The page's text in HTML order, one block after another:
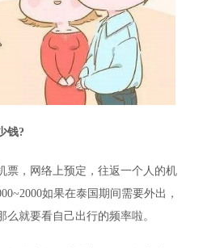
钱?
票，网络上预定，往返一个人的机
如果在泰国期间需要外出，
就要看自己出行的频率啦。